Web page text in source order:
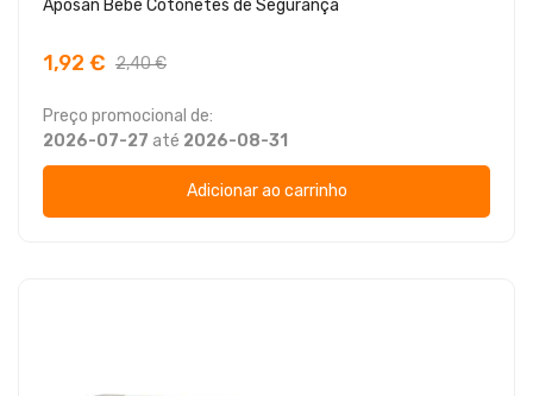
Aposán Bebé Cotonetes de Segurança
1,92 € 2,40 €
Preço promocional de:
2026-07-27 até 2026-08-31
Adicionar ao carrinho